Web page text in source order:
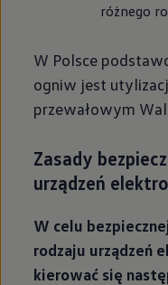
różnego
W Polsce
ogniw jest
przewałowym
Zasady
urządzeń
W celu
rodzaju urządzeń
kierować się